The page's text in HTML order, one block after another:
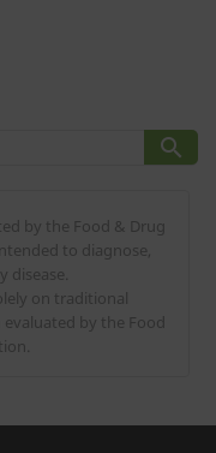

by the Food & Drug
to diagnose,
disease.
on traditional
by the Food